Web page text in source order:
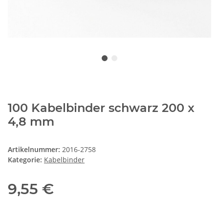
100 Kabelbinder schwarz 200 x
4,8 mm
Artikelnummer: 2016-2758
Kategorie: Kabelbinder
9,55 €